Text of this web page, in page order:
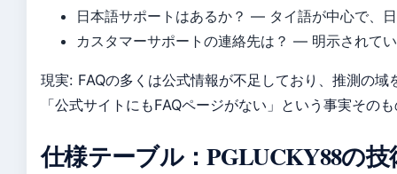
日本語サポートはあるか？ — タイ語が中心で、
カスタマーサポートの連絡先は？ — 明示されて
現実: FAQの多くは公式情報が不足しており、推測の域
「公式サイトにもFAQページがない」という事実その
仕様テーブル：PGLUCKY88の